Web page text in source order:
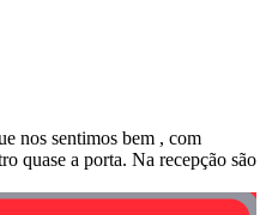
nos sentimos bem , com
quase a porta. Na recepção são